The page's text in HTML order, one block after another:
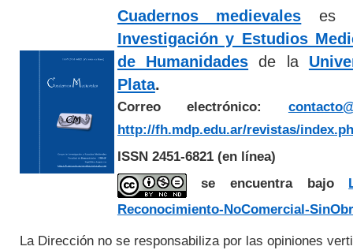
Cuadernos medievales es
Investigación y Estudios
de Humanidades de la
Plata.
Correo electrónico:
http://fh.mdp.edu.ar/revistas/
ISSN 2451-6821 (en línea)
se encuentra bajo
Reconocimiento-NoComercial-
La Dirección no se responsabiliza por las opiniones